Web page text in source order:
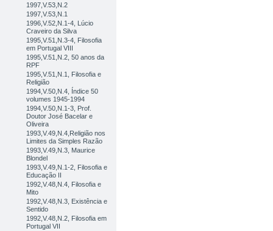
1997,V.53,N.2
1997,V.53,N.1
1996,V.52,N.1-4, Lúcio
Craveiro da Silva
1995,V.51,N.3-4, Filosofia
em Portugal VIII
1995,V.51,N.2, 50 anos da
RPF
1995,V.51,N.1, Filosofia e
Religião
1994,V.50,N.4, Índice 50
volumes 1945-1994
1994,V.50,N.1-3, Prof.
Doutor José Bacelar e
Oliveira
1993,V.49,N.4,Religião nos
Limites da Simples Razão
1993,V.49,N.3, Maurice
Blondel
1993,V.49,N.1-2, Filosofia e
Educação II
1992,V.48,N.4, Filosofia e
Mito
1992,V.48,N.3, Existência e
Sentido
1992,V.48,N.2, Filosofia em
Portugal VII